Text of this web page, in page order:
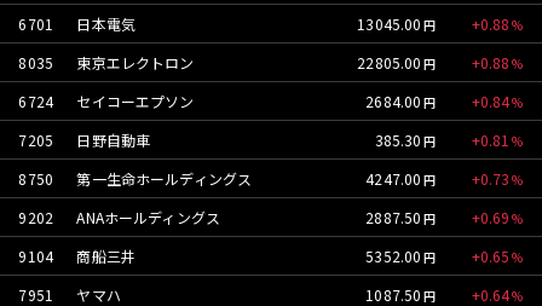
6701
日本電気 13045.00
0.88
8035
東京エレクトロン 22805.00
0.88
6724
セイコーエプソン 2684.00
0.84
7205
日野自動車 385.30
0.81
8750
第一生命ホールディングス 4247.00
0.73
9202
ANAホールディングス 2887.50
0.69
9104
商船三井 5352.00
0.65
7951
ヤマハ 1087.50
0.64